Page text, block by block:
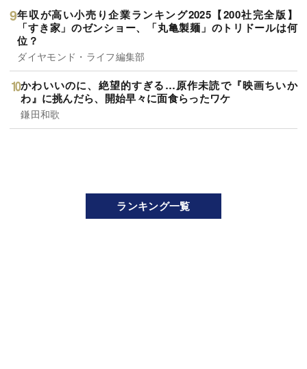
年収が高い小売り企業ランキング2025【200社完全版】
「すき家」のゼンショー、「丸亀製麺」のトリドールは何
位？
ダイヤモンド・ライフ編集部
かわいいのに、絶望的すぎる…原作未読で『映画ちいか
わ』に挑んだら、開始早々に面食らったワケ
鎌田和歌
ランキング一覧